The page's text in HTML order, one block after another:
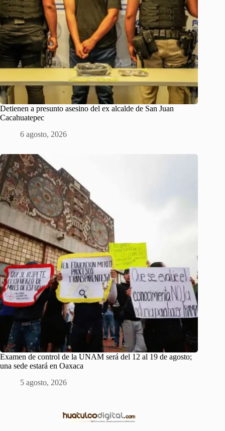
Detienen a presunto asesino del ex alcalde de San Juan
Cacahuatepec
6 agosto, 2026
Examen de control de la UNAM será del 12 al 19 de agosto;
una sede estará en Oaxaca
5 agosto, 2026